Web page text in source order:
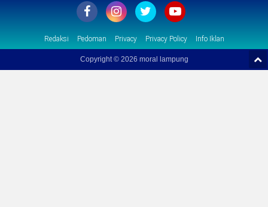
Redaksi Pedoman Privacy Privacy Policy Info Iklan
Copyright © 2026 moral lampung